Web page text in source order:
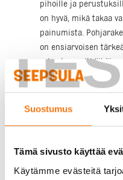
Suostumus
Tämä sivusto käyttää
Käytämme evästeitä
pihoille ja
on hyvä, mikä takaa
painumista.
on ensiarvoisen
rakenteen
Käytämme
rakennuksen
kapillaarisuuden
erityisesti Suomen
sateet ja kosteus